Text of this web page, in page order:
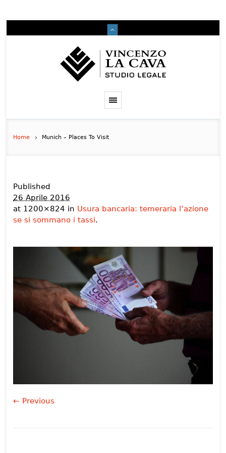
Home Munich – Places To Visit
Published
26 Aprile 2016
at 1200×824 in Usura bancaria: temeraria l’azione
se si sommano i tassi.
← Previous